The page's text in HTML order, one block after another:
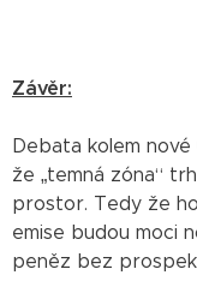
Závěr:
Debata kolem
že „temná zóna“
prostor. Tedy že
emise budou moci
peněz bez